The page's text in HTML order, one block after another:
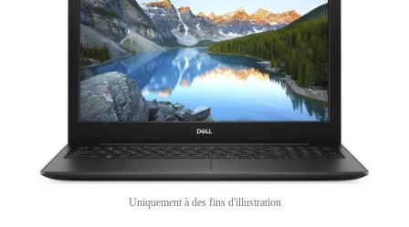
Uniquement à des fins d'illustration